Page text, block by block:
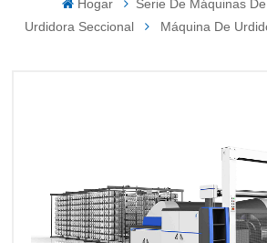
Hogar
Serie De Máquinas
Urdidora Seccional
Máquina De